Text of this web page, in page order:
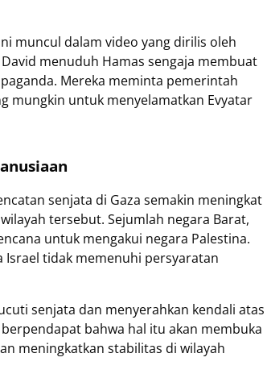
muncul dalam video yang dirilis oleh
menuduh Hamas sengaja membuat
Mereka meminta pemerintah
mungkin untuk menyelamatkan Evyatar
senjata di Gaza semakin meningkat
tersebut. Sejumlah negara Barat,
untuk mengakui negara Palestina.
Israel tidak memenuhi persyaratan
senjata dan menyerahkan kendali atas
bahwa hal itu akan membuka
meningkatkan stabilitas di wilayah